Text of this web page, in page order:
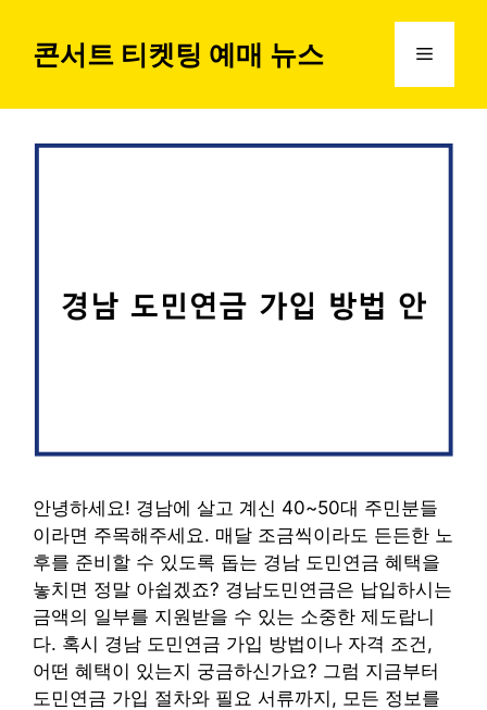
콘서트 티켓팅 예매 뉴스 메
안녕하세요! 경남에 살고 계신 40~50대 주민분들
이라면 주목해주세요. 매달 조금씩이라도 든든한 노
후를 준비할 수 있도록 돕는 경남 도민연금 혜택을
놓치면 정말 아쉽겠죠? 경남도민연금은 납입하시는
금액의 일부를 지원받을 수 있는 소중한 제도랍니
다. 혹시 경남 도민연금 가입 방법이나 자격 조건,
어떤 혜택이 있는지 궁금하신가요? 그럼 지금부터
도민연금 가입 절차와 필요 서류까지, 모든 정보를